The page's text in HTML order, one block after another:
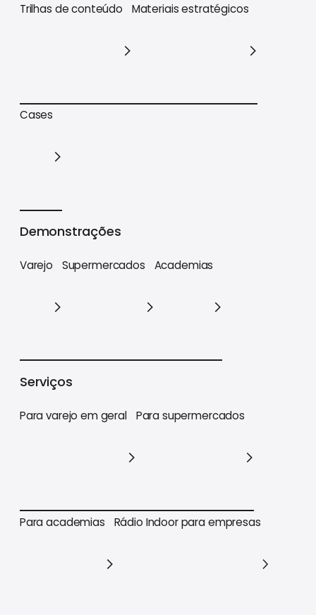
Trilhas de conteúdo
Trilhas de conteúdo
Materiais estratégicos
Cases
Demonstrações
Varejo Supermercados Academias
Serviços
Para varejo em geral
Para varejo em geral
Para supermercados
Para supermercados
Para academias Rádio Indoor para empresas